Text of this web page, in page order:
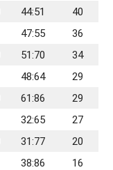
44:51
40
47:55
36
51:70
34
48:64
29
61:86
29
32:65
27
31:77
20
38:86 16